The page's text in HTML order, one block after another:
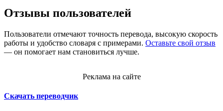
Отзывы пользователей
Пользователи отмечают точность перевода, высокую скорость
работы и удобство словаря с примерами. Оставьте свой отзыв
— он помогает нам становиться лучше.
Реклама на сайте
Скачать переводчик